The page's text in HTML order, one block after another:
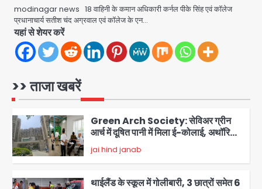
modinagar news 18 वाहिनी के कमान अधिकारी कर्नल पीके सिंह एवं कॉलेज
प्रधानाचार्य सतीश चंद अग्रवाल एवं कॉलेज के एन…
यहां से शेयर करें
>> ताजा खबरें
Patna violence: पटना में सड़क हादसे में
युवक की मौत के बाद भड़की हिंसा, उपद्रवियों ने
बस भी जलाई, NH-30 जाम
jai hind janab
ने शुरू की सैंपलिंग जांच
jai hind janab
थाईलैंड के स्कूल में गोलीबारी, 3 छात्रों समेत 6
लोगों की मौत; 15 घायल
Team JHJ